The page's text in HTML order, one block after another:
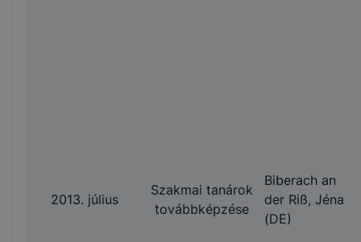
2013. július
Szakmai tanárok
továbbképzése
Biberach an
der Riß, Jéna
(DE)